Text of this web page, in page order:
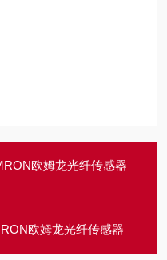
欧姆龙光纤传感器
欧姆龙光纤传感器